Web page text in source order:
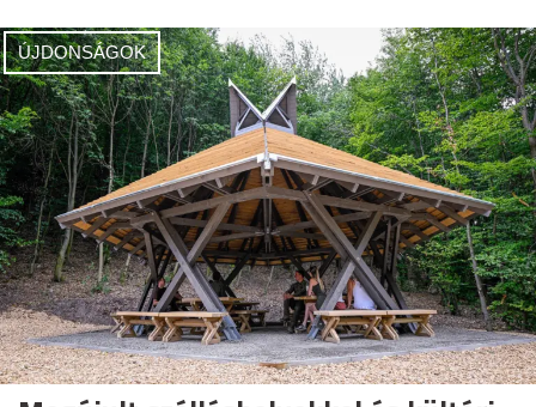
ÚJDONSÁGOK